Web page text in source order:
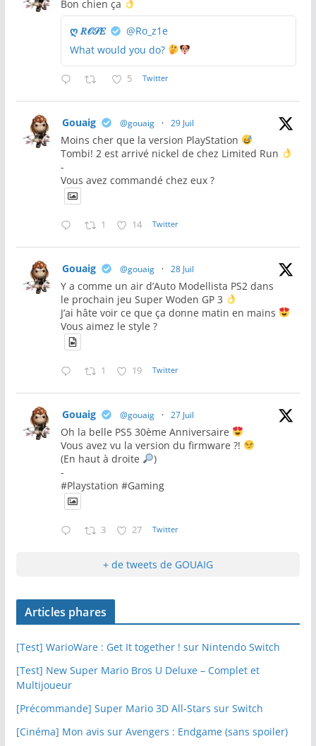
Bon chien ça
ღ 𝑅𝒪𝒮𝐸
@Ro_z1e
What would you do?
5 Twitter
Gouaig @gouaig · 29 Juil
Moins cher que la version PlayStation
Tombi! 2 est arrivé nickel de chez Limited Run
-
Vous avez commandé chez eux ?
1 14 Twitter
Gouaig @gouaig · 28 Juil
Y a comme un air d’Auto Modellista PS2 dans
le prochain jeu Super Woden GP 3
J’ai hâte voir ce que ça donne matin en mains
Vous aimez le style ?
1 19 Twitter
Gouaig @gouaig · 27 Juil
Oh la belle PS5 30ème Anniversaire
Vous avez vu la version du firmware ?!
(En haut à droite
)
-
#Playstation #Gaming
3 27 Twitter
+ de tweets de GOUAIG
Articles phares
[Test] WarioWare : Get It together ! sur Nintendo Switch
[Test] New Super Mario Bros U Deluxe – Complet et
Multijoueur
[Précommande] Super Mario 3D All-Stars sur Switch
[Cinéma] Mon avis sur Avengers : Endgame (sans spoiler)